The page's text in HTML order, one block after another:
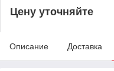
Цену уточняйте
Описание Доставка